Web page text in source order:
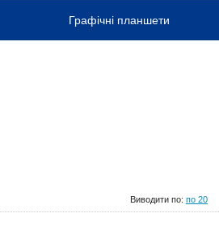
Графічні планшети
Виводити по: по 20